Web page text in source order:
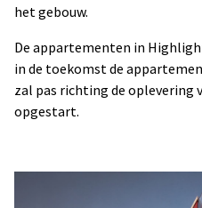
het gebouw.
De appartementen in
in de toekomst de
zal pas richting de oplevering
opgestart.